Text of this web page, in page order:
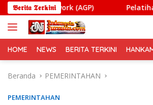
Langsung
ke
konten
𝕭𝖊𝖗𝖎𝖙𝖆 𝕿𝖊𝖗𝖐𝖎𝖓𝖎
(AGP) Pelatihan Vokasi
HOME NEWS BERITA TERKINI
Beranda PEMERINTAHAN
PEMERINTAHAN